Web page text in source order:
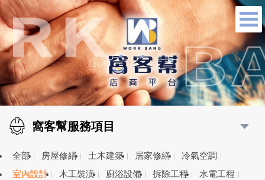
窩客幫服務項目
全部 房屋修繕 土木建築 居家修繕
冷氣空調
室內設計
木工裝潢 廚浴設備 拆除工程
水電工程